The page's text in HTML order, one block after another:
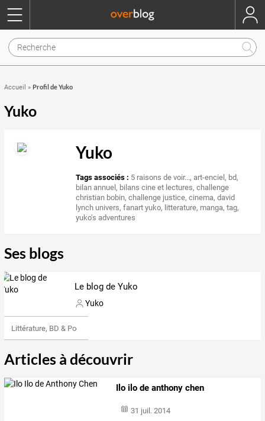
Accueil » Profil de Yuko
Yuko
Yuko
Tags associés : 5 raisons de voir...,art-enciel, bd,
bilan annuel, bilans cine et lectures,challenge
christian bobin,challenge justice,cinema,david
lynch univers,fanart yuko, litterature, manga,tag,
yuko's adventures
Ses blogs
Le blog de Yuko
Yuko
Littérature, BD & Poésie
Articles à découvrir
Ilo ilo de anthony chen
31 juil. 2014